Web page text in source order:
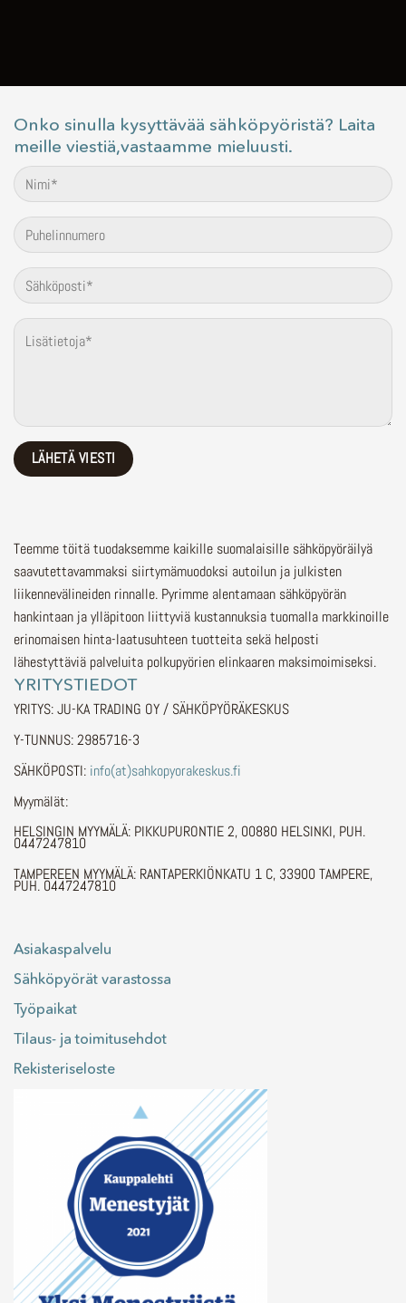
Onko sinulla kysyttävää sähköpyöristä? Laita
meille viestiä,vastaamme mieluusti.
Teemme töitä tuodaksemme kaikille suomalaisille sähköpyöräilyä
saavutettavammaksi siirtymämuodoksi autoilun ja julkisten
liikennevälineiden rinnalle. Pyrimme alentamaan sähköpyörän
hankintaan ja ylläpitoon liittyviä kustannuksia tuomalla markkinoille
erinomaisen hinta-laatusuhteen tuotteita sekä helposti
lähestyttäviä palveluita polkupyörien elinkaaren maksimoimiseksi.
YRITYSTIEDOT
YRITYS: JU-KA TRADING OY / SÄHKÖPYÖRÄKESKUS
Y-TUNNUS: 2985716-3
SÄHKÖPOSTI: info(at)sahkopyorakeskus.fi
Myymälät:
HELSINGIN MYYMÄLÄ: PIKKUPURONTIE 2, 00880 HELSINKI, PUH.
0447247810
TAMPEREEN MYYMÄLÄ: RANTAPERKIÖNKATU 1 C, 33900 TAMPERE,
PUH. 0447247810
Asiakaspalvelu
Sähköpyörät varastossa
Työpaikat
Tilaus- ja toimitusehdot
Rekisteriseloste